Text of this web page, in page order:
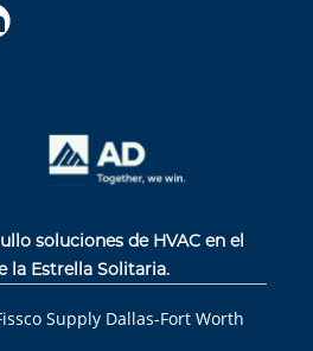
soluciones de HVAC en el
la Estrella Solitaria.
Supply Dallas-Fort Worth